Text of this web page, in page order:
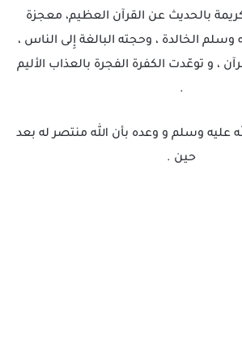
بالحديث عن القرآن العظيم، معجزة
الخالدة ، وحجته البالغة إِلى الناس ،
، و توعّدت الكفرة الفجرة بالعذاب الأليم
.
عليه وسلم و وعده بأن الله منتصر له بعد
حين .